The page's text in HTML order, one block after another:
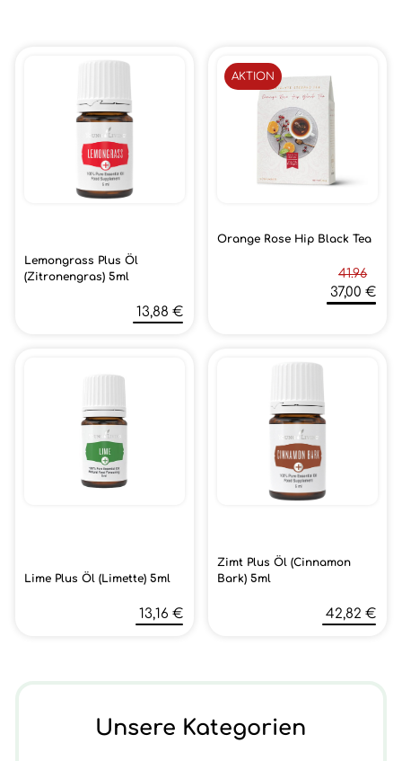
Lemongrass Plus Öl
(Zitronengras) 5ml
13,88 €
Orange Rose Hip Black Tea
41.96
37,00 €
AKTION
Lime Plus Öl (Limette) 5ml
13,16 €
Zimt Plus Öl (Cinnamon
Bark) 5ml
42,82 €
Unsere Kategorien